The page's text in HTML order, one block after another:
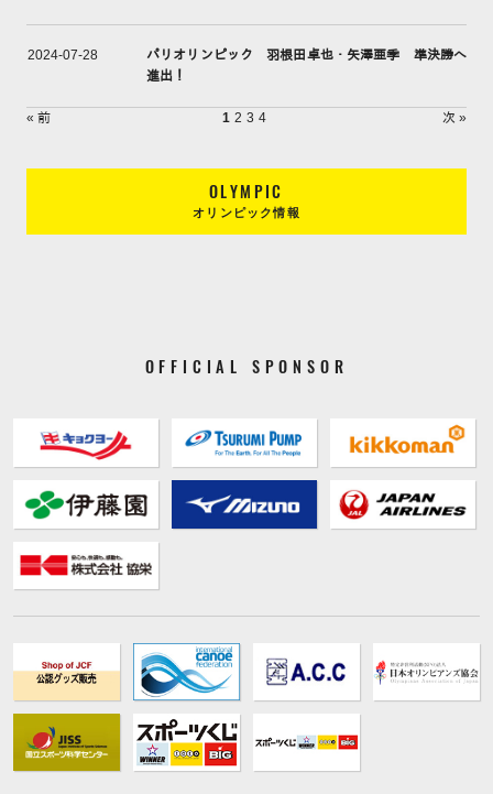
2024-07-28
パリオリンピック 羽根田卓也・矢澤亜季 準決勝へ
進出！
« 前 1 2 3 4 次 »
OLYMPIC
オリンピック情報
OFFICIAL SPONSOR